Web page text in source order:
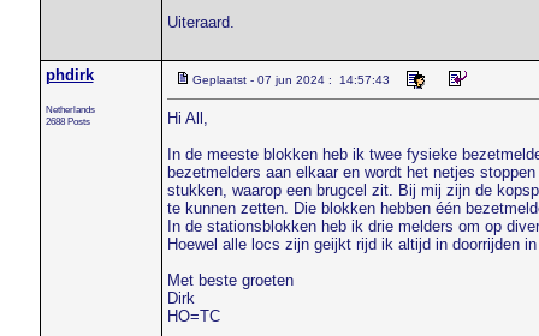
Uiteraard.
phdirk
Netherlands
2688 Posts
Geplaatst - 07 jun 2024 : 14:57:43
Hi All,
In de meeste blokken heb ik twee fysieke
bezetmelders aan elkaar en wordt het netjes
stukken, waarop een brugcel zit. Bij mij zijn de
te kunnen zetten. Die blokken hebben één
In de stationsblokken heb ik drie melders om op
Hoewel alle locs zijn geijkt rijd ik altijd in doorrijden
Met beste groeten
Dirk
HO=TC